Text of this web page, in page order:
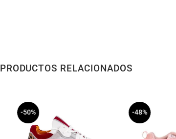
PRODUCTOS RELACIONADOS
-50% -48%